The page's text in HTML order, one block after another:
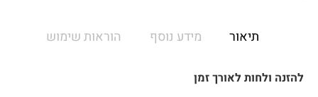
תיאור מידע נוסף הוראות שימוש
להזנה ולחות לאורך זמן